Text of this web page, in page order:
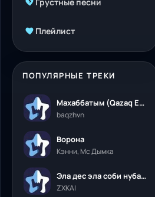
Плейлист
ПОПУЛЯРНЫЕ ТРЕКИ
Махаббатым (Qazaq Edition)
baqzhvn
Ворона
Кэнни, Мс Дымка
Эла дес эла соби нубалеприсон
ZXKAI